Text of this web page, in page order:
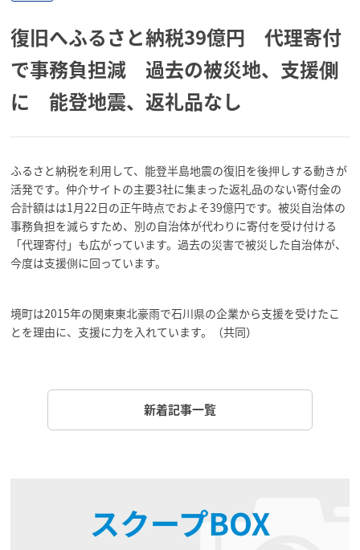
復旧へふるさと納税39億円 代理寄付
で事務負担減 過去の被災地、支援側
に 能登地震、返礼品なし
ふるさと納税を利用して、能登半島地震の復旧を後押しする動きが
活発です。仲介サイトの主要3社に集まった返礼品のない寄付金の
合計額はは1月22日の正午時点でおよそ39億円です。被災自治体の
事務負担を減らすため、別の自治体が代わりに寄付を受け付ける
「代理寄付」も広がっています。過去の災害で被災した自治体が、
今度は支援側に回っています。
境町は2015年の関東東北豪雨で石川県の企業から支援を受けたこ
とを理由に、支援に力を入れています。（共同）
新着記事一覧